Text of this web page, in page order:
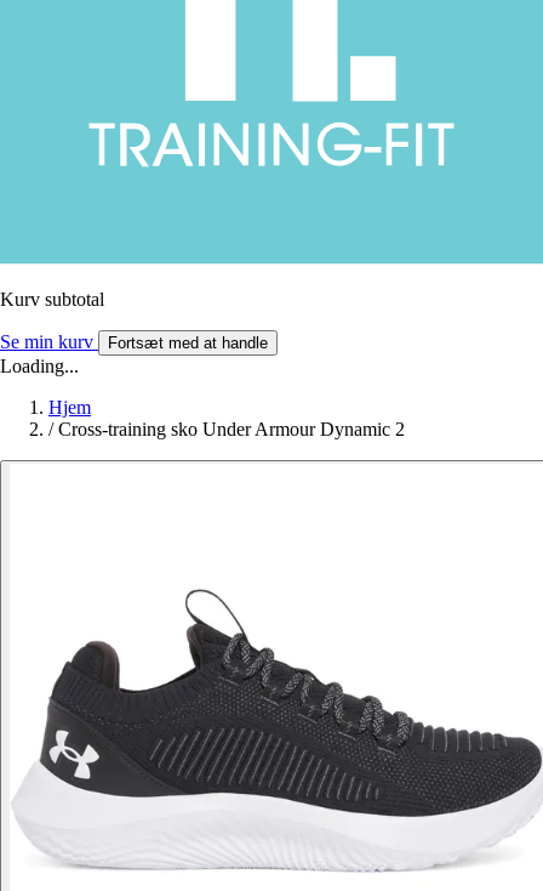
Kurv subtotal
Se min kurv Fortsæt med at handle
Loading...
Hjem
/ Cross-training sko Under Armour Dynamic 2